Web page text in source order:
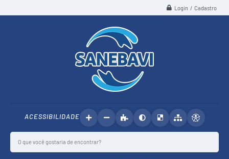
Login / Cadastro
ACESSIBILIDADE